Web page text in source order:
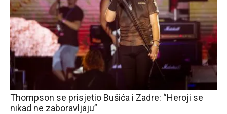
Thompson se prisjetio Bušića i Zadre: “Heroji se
nikad ne zaboravljaju”